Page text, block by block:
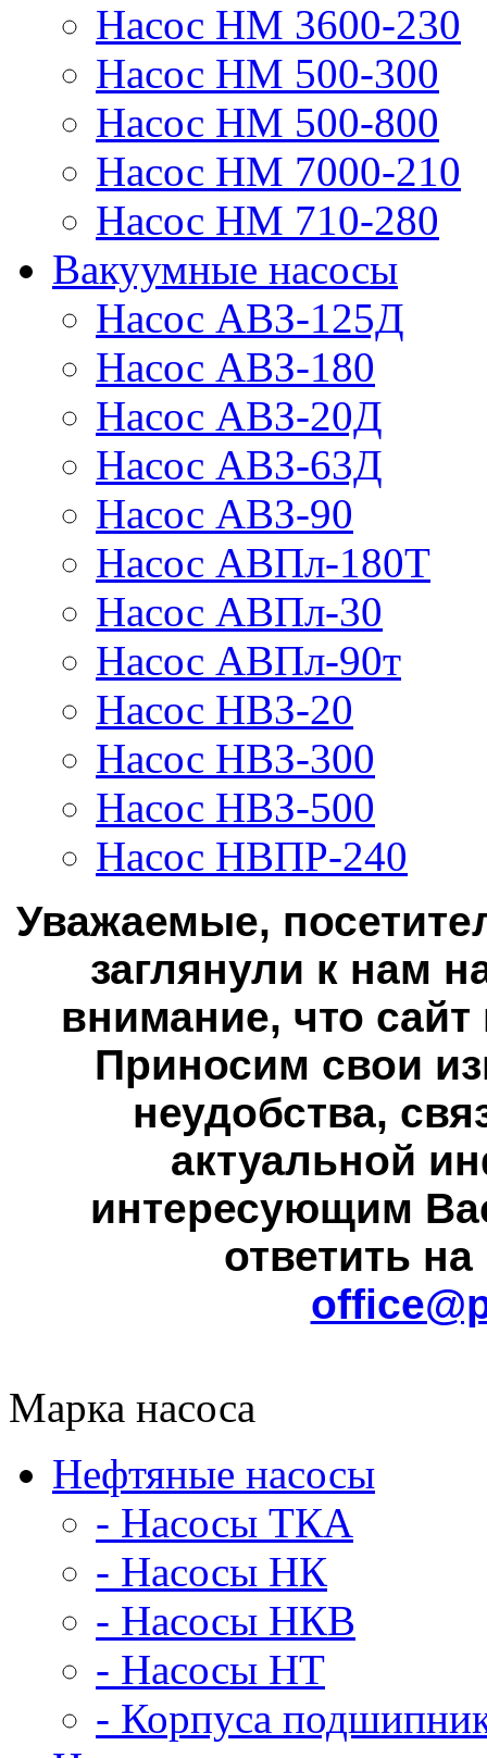
Насос НМ 3600-230
Насос НМ 500-300
Насос НМ 500-800
Насос НМ 7000-210
Насос НМ 710-280
Вакуумные насосы
Насос АВЗ-125Д
Насос АВЗ-180
Насос АВЗ-20Д
Насос АВЗ-63Д
Насос АВЗ-90
Насос АВПл-180Т
Насос АВПл-30
Насос АВПл-90т
Насос НВЗ-20
Насос НВЗ-300
Насос НВЗ-500
Насос НВПР-240
Уважаемые,
заглянули к нам
внимание, что сайт
Приносим свои
неудобства,
актуальной
интересующим
ответить
Марка насоса
Нефтяные насосы
- Насосы ТКА
- Насосы НК
- Насосы НКВ
- Насосы НТ
- Корпуса